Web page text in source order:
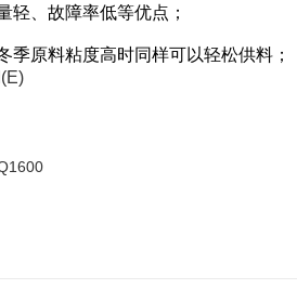
、故障率低等优点；
原料粘度高时同样可以轻松供料；